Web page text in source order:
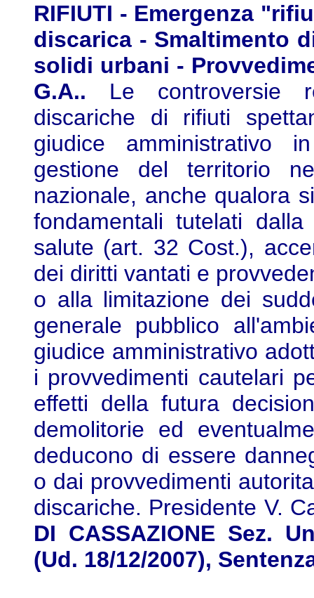
RIFIUTI - Emergenza
discarica - Smaltimento
solidi urbani -
G.A.. Le controversie
discariche di rifiuti
giudice amministrativo
gestione del territorio
nazionale, anche qualora
fondamentali tutelati
salute (art. 32 Cost.),
dei diritti vantati e
o alla limitazione dei
generale pubblico
giudice amministrativo
i provvedimenti cautelari
effetti della futura
demolitorie ed
deducono di essere
o dai provvedimenti
discariche. Presidente V.
DI CASSAZIONE Sez.
(Ud. 18/12/2007),